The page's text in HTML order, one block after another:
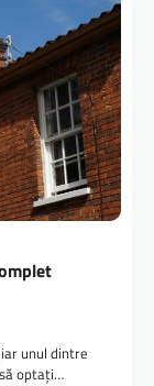
unul dintre
optați…